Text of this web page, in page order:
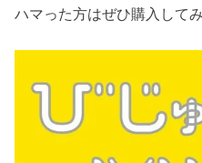
ハマった方はぜひ購入して